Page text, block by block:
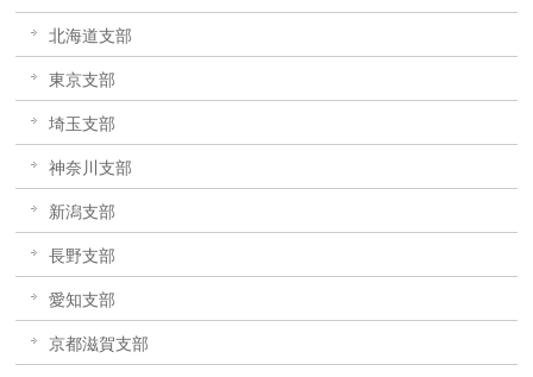
北海道支部
東京支部
埼玉支部
神奈川支部
新潟支部
長野支部
愛知支部
京都滋賀支部